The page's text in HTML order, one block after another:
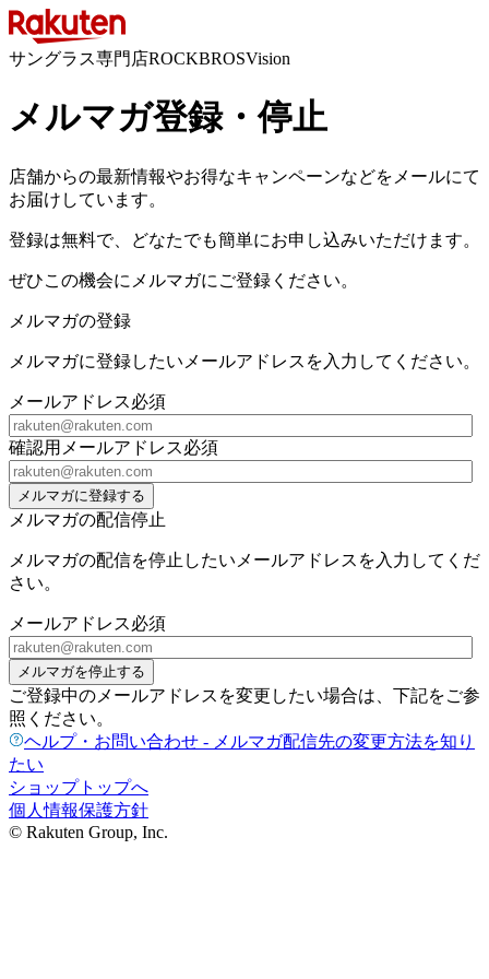
サングラス専門店ROCKBROSVision
メルマガ登録・停止
店舗からの最新情報やお得なキャンペーンなどをメールにて
お届けしています。
登録は無料で、どなたでも簡単にお申し込みいただけます。
ぜひこの機会にメルマガにご登録ください。
メルマガの登録
メルマガに登録したいメールアドレスを入力してください。
メールアドレス必須
確認用メールアドレス必須
メルマガに登録する
メルマガの配信停止
メルマガの配信を停止したいメールアドレスを入力してくだ
さい。
メールアドレス必須
メルマガを停止する
ご登録中のメールアドレスを変更したい場合は、下記をご参
照ください。
ヘルプ・お問い合わせ - メルマガ配信先の変更方法を知り
たい
ショップトップへ
個人情報保護方針
© Rakuten Group, Inc.